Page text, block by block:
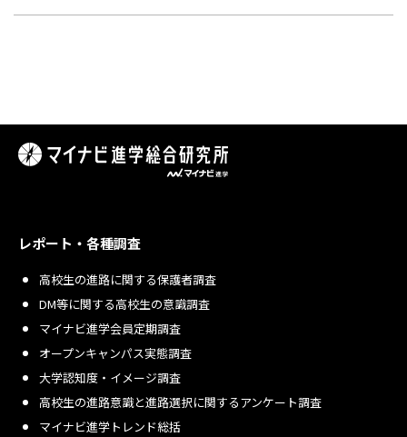
レポート・各種調査
高校生の進路に関する保護者調査
DM等に関する高校生の意識調査
マイナビ進学会員定期調査
オープンキャンパス実態調査
大学認知度・イメージ調査
高校生の進路意識と進路選択に関するアンケート調査
マイナビ進学トレンド総括